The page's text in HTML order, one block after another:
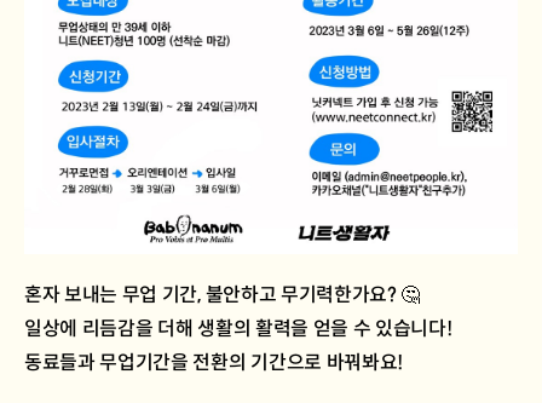
혼자 보내는 무업 기간, 불안하고 무기력한가요? 🤔
일상에 리듬감을 더해 생활의 활력을 얻을 수 있습니다!
동료들과 무업기간을 전환의 기간으로 바꿔봐요!